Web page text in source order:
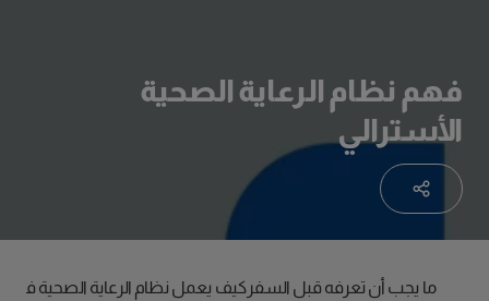
بعد الحصول على عرض
الاستعداد للمغادرة
فهم نظام الرعاية الصحية
الأسترالي
ما يجب أن تعرفه قبل السفر كيف يعمل نظام الرعاية الصحية في